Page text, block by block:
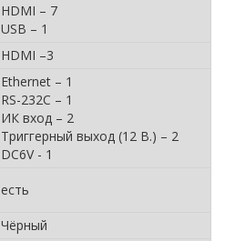
HDMI – 7
USB – 1
HDMI –3
Ethernet – 1
RS-232C – 1
ИК вход – 2
Триггерный выход (12 В.) – 2
DC6V - 1
есть
Чёрный